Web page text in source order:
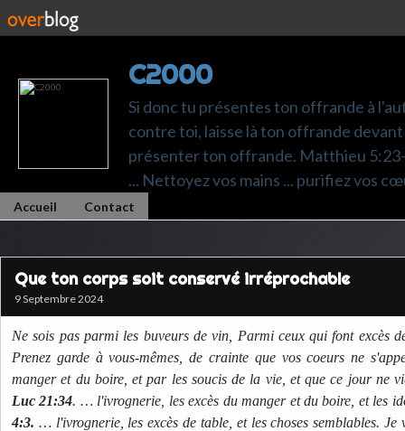
C2000
Si donc tu présentes ton offrande à
contre toi, laisse là ton offrande
présenter ton offrande. Matthieu 5:23-
... Nettoyez vos mains ... purifiez vos
Accueil Contact
Que ton corps soit conservé irréprochable
9 Septembre 2024
Ne sois pas parmi les buveurs de vin, Parmi ceux qui font excès
Prenez garde à vous-mêmes, de crainte que vos coeurs ne
manger et du boire, et par les soucis de la vie, et que ce jour ne
Luc 21:34. … l'ivrognerie, les excès du manger et du boire, et les
4:3. … l'ivrognerie, les excès de table, et les choses semblables. Je